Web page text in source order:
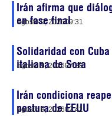
Irán afirma que
en fase final
agosto 9, 202609:31
Solidaridad con
italiana de Sora
agosto 9, 202607:38
Irán condiciona
postura de EEUU
agosto 9, 202602:41